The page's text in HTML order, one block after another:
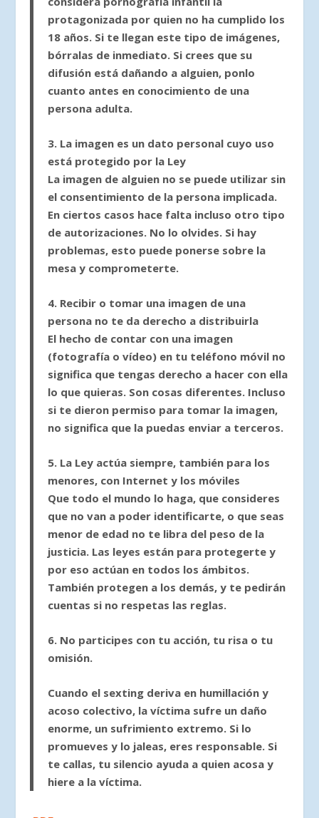
protagonizada por quien no ha cumplido los
18 años. Si te llegan este tipo de imágenes,
bórralas de inmediato. Si crees que su
difusión está dañando a alguien, ponlo
cuanto antes en conocimiento de una
persona adulta.
3. La imagen es un dato personal cuyo uso
está protegido por la Ley
La imagen de alguien no se puede utilizar sin
el consentimiento de la persona implicada.
En ciertos casos hace falta incluso otro tipo
de autorizaciones. No lo olvides. Si hay
problemas, esto puede ponerse sobre la
mesa y comprometerte.
4. Recibir o tomar una imagen de una
persona no te da derecho a distribuirla
El hecho de contar con una imagen
(fotografía o vídeo) en tu teléfono móvil no
significa que tengas derecho a hacer con ella
lo que quieras. Son cosas diferentes. Incluso
si te dieron permiso para tomar la imagen,
no significa que la puedas enviar a terceros.
5. La Ley actúa siempre, también para los
menores, con Internet y los móviles
Que todo el mundo lo haga, que consideres
que no van a poder identificarte, o que seas
menor de edad no te libra del peso de la
justicia. Las leyes están para protegerte y
por eso actúan en todos los ámbitos.
También protegen a los demás, y te pedirán
cuentas si no respetas las reglas.
6. No participes con tu acción, tu risa o tu
omisión.
Cuando el sexting deriva en humillación y
acoso colectivo, la víctima sufre un daño
enorme, un sufrimiento extremo. Si lo
promueves y lo jaleas, eres responsable. Si
te callas, tu silencio ayuda a quien acosa y
hiere a la víctima.